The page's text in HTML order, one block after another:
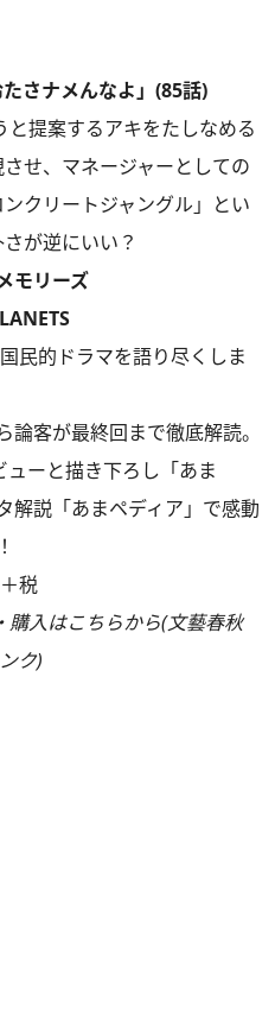
さナメんなよ」(85話)
提案するアキをたしなめる
せ、マネージャーとしての
クリートジャングル」とい
が逆にいい？
モリーズ
民的ドラマを語り尽くしま
論客が最終回まで徹底解読。
ューと描き下ろし「あま
解説「あまペディア」で感動
税
購入はこちらから(文藝春秋
ク)